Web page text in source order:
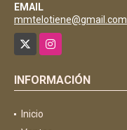
EMAIL
mmtelotiene@gmail.com
Instagram
INFORMACIÓN
Inicio